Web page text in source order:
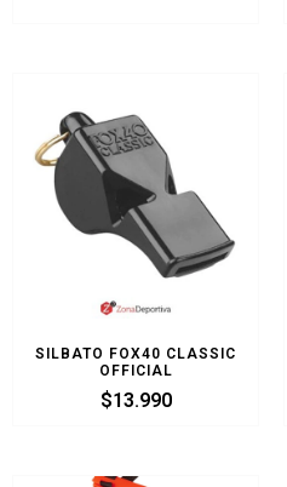
SILBATO FOX40 CLASSIC
OFFICIAL
$13.990